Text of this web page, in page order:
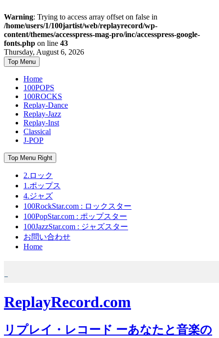
Warning: Trying to access array offset on false in
/home/users/1/100jartist/web/replayrecord/wp-
content/themes/accesspress-mag-pro/inc/accesspress-google-
fonts.php on line 43
Skip
to
content
Thursday, August 6, 2026
Top Menu
Home
100POPS
100ROCKS
Replay-Dance
Replay-Jazz
Replay-Inst
Classical
J-POP
Top Menu Right
2.ロック
1.ポップス
4.ジャズ
100RockStar.com : ロックスター
100PopStar.com : ポップスター
100JazzStar.com : ジャズスター
お問い合わせ
Home
ReplayRecord.com
リプレイ・レコード ーあなたと音楽の